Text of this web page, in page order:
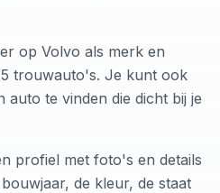
op Volvo als merk en
trouwauto's. Je kunt ook
te vinden die dicht bij je
profiel met foto's en details
de kleur, de staat